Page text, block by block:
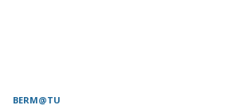
BERM@TU